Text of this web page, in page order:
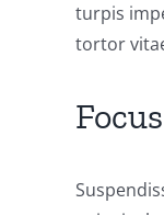
turpis
tortor